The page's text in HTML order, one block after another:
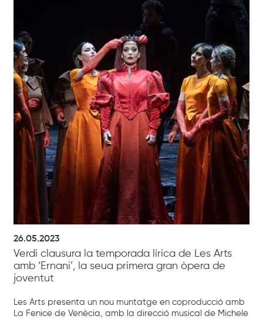
26.05.2023
Verdi clausura la temporada lírica de Les Arts
amb ‘Ernani’, la seua primera gran òpera de
joventut
Les Arts presenta un nou muntatge en coproducció amb
La Fenice de Venècia, amb la direcció musical de Michele